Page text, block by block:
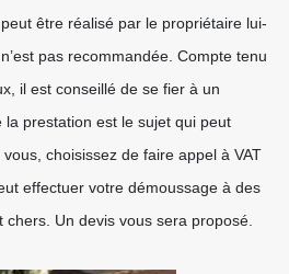
être réalisé par le propriétaire lui-
pas recommandée. Compte tenu
il est conseillé de se fier à un
la prestation est le sujet qui peut
choisissez de faire appel à VAT
effectuer votre démoussage à des
Un devis vous sera proposé.